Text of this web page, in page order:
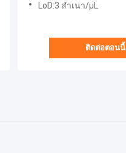
LoD:3 สำเนา/μL
ติดต่อตอนนี้